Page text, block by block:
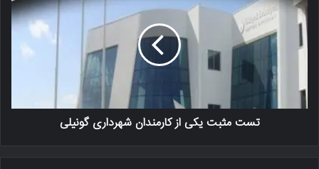
تست مثبت یکی از کارمندان شهرداری گونیلی